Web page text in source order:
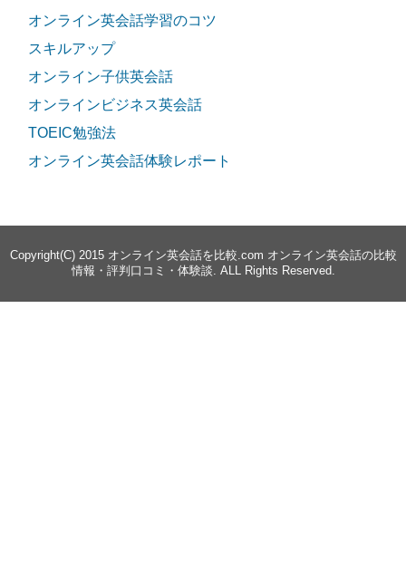
オンライン英会話学習のコツ
スキルアップ
オンライン子供英会話
オンラインビジネス英会話
TOEIC勉強法
オンライン英会話体験レポート
Copyright(C) 2015 オンライン英会話を比較.com オンライン英会話の比較
情報・評判口コミ・体験談. ALL Rights Reserved.